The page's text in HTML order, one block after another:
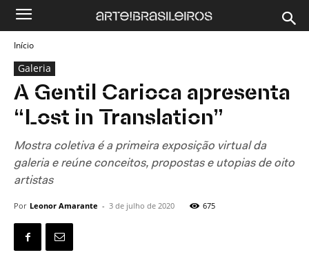
Início
Galeria
A Gentil Carioca apresenta
“Lost in Translation”
Mostra coletiva é a primeira exposição virtual da
galeria e reúne conceitos, propostas e utopias de oito
artistas
Por Leonor Amarante - 3 de julho de 2020 675